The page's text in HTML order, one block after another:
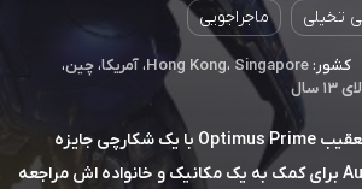
تخیلی ماجراجویی
کشور: Hong Kong،Singapore ،آمریکا،چین،
۱۳ سال
هنگامی که بشریت در تعقیب Optimus Prime با یک شکارچی جایزه
متحد می شود، Autobots برای کمک به یک مکانیک و خانواده اش مراجعه